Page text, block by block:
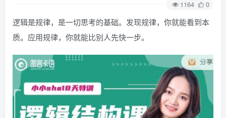
1164 0
逻辑是规律，是一切思考的基础。发现规律，你就能看到本
质。应用规律，你就能比别人先快一步。